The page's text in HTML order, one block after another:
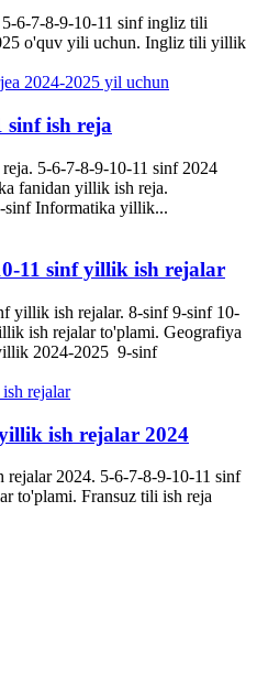
6-7-8-9-10-11 sinf ingliz tili
o'quv yili uchun. Ingliz tili yillik
ish reja
5-6-7-8-9-10-11 sinf 2024
fanidan yillik ish reja.
sinf Informatika yillik...
11 sinf yillik ish rejalar
yillik ish rejalar. 8-sinf 9-sinf 10-
ish rejalar to'plami. Geografiya
2024-2025 9-sinf
ish rejalar 2024
2024. 5-6-7-8-9-10-11 sinf
to'plami. Fransuz tili ish reja